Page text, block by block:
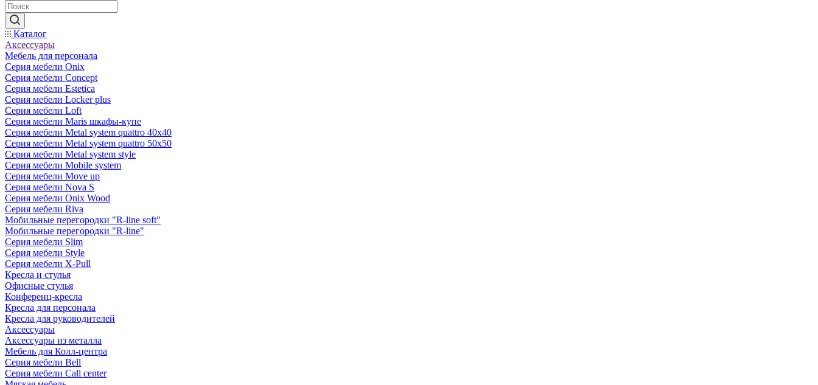
Каталог
Аксессуары
Мебель для персонала
Серия мебели Onix
Серия мебели Concept
Серия мебели Estetica
Серия мебели Locker plus
Серия мебели Loft
Серия мебели Maris шкафы-купе
Серия мебели Metal system quattro 40x40
Серия мебели Metal system quattro 50x50
Серия мебели Metal system style
Серия мебели Mobile system
Серия мебели Move up
Серия мебели Nova S
Серия мебели Onix Wood
Серия мебели Riva
Мобильные перегородки "R-line soft"
Мобильные перегородки "R-line"
Серия мебели Slim
Серия мебели Style
Серия мебели X-Pull
Кресла и стулья
Офисные стулья
Конференц-кресла
Кресла для персонала
Кресла для руководителей
Аксессуары
Аксессуары из металла
Мебель для Колл-центра
Серия мебели Bell
Серия мебели Call center